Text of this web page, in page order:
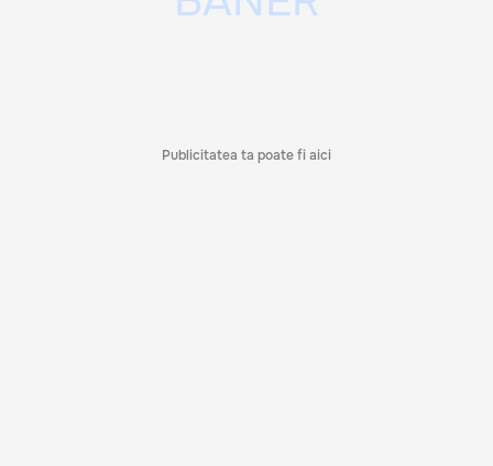
Publicitatea ta poate fi aici